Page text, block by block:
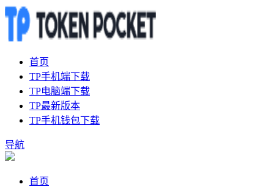
首页
TP手机端下载
TP电脑端下载
TP最新版本
TP手机钱包下载
导航
首页